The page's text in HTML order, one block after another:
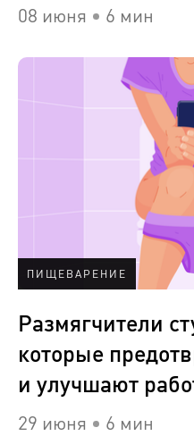
08 июня 6 мин
ПИЩЕВАРЕНИЕ
Размягчители
которые
и улучшают
29 июня 6 мин